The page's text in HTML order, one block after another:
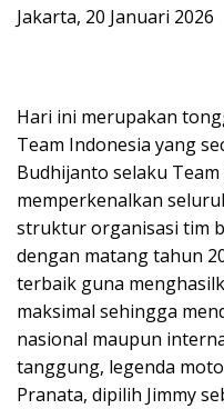
Jakarta, 20 Januari 2026
Hari ini merupakan
Team Indonesia yang
Budhijanto selaku
memperkenalkan
struktur organisasi tim
dengan matang tahun
terbaik guna
maksimal sehingga
nasional maupun
tanggung, legenda
Pranata, dipilih Jimmy